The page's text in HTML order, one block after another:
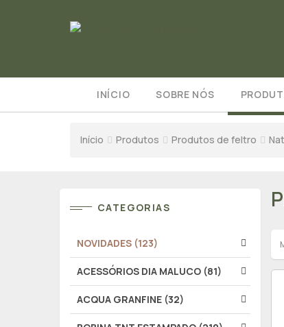
INÍCIO SOBRE NÓS
Início Produtos Produtos de feltro
CATEGORIAS
NOVIDADES (123)
ACESSÓRIOS DIA MALUCO (81)
ACQUA GRANFINE (32)